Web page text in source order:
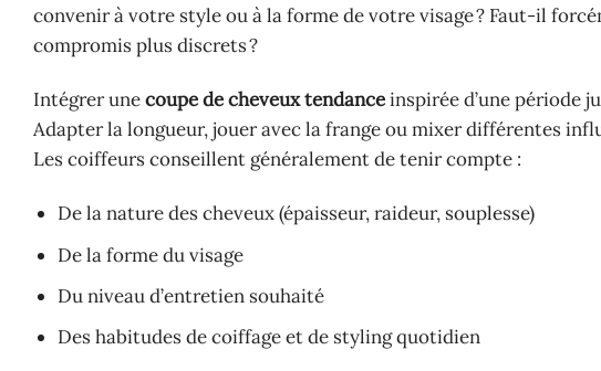
convenir à votre style ou à la forme de votre visage ? Faut-il
compromis plus discrets ?
Intégrer unecoupe de cheveux tendanceinspirée d’une période
Adapter la longueur, jouer avec la frange ou mixer différentes
Les coiffeurs conseillent généralement de tenir compte :
De la nature des cheveux (épaisseur, raideur, souplesse)
De la forme du visage
Du niveau d’entretien souhaité
Des habitudes de coiffage et de styling quotidien